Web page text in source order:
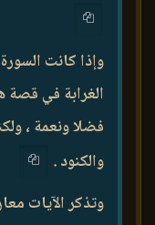
وإذا كانت
الغرابة في قصة
فضلا ونعمة ،
والكنود .
وتذكر الآيات